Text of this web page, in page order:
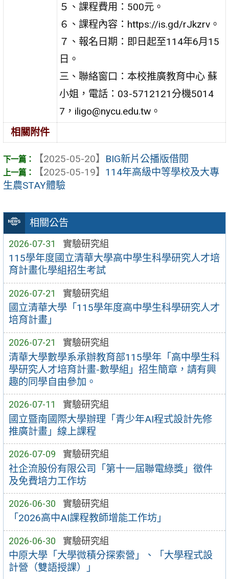
相關公告
2026-07-31 實驗研究組
115學年度國立清華大學高中學生科學研究人才培
育計畫化學組招生考試
2026-07-21 實驗研究組
國立清華大學「115學年度高中學生科學研究人才
培育計畫」
2026-07-21 實驗研究組
清華大學數學系承辦教育部115學年「高中學生科
學研究人才培育計畫-數學組」招生簡章，請有興
趣的同學自由參加。
2026-07-11 實驗研究組
國立暨南國際大學辦理「青少年AI程式設計先修
推廣計畫」線上課程
2026-07-09 實驗研究組
社企流股份有限公司「第十一屆聯電綠獎」徵件
及免費培力工作坊
2026-06-30 實驗研究組
「2026高中AI課程教師增能工作坊」
2026-06-30 實驗研究組
中原大學「大學微積分探索營」、「大學程式設
計營（雙語授課）」
５、課程費用：500元。
６、課程內容：https://is.gd/rJkzrv。
７、報名日期：即日起至114年6月15
日。
三、聯絡窗口：本校推廣教育中心 蘇
小姐，電話：03-5712121分機5014
7，iligo@nycu.edu.tw。
相關附件
【2025-05-20】 BIG新片公播版借閱
【2025-05-19】 114年高級中等學校及大專
生農STAY體驗